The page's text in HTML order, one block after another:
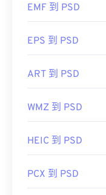
GNU 影像處理程
用。為了解決這個
EMF 到 PSD
EPS 到 PSD
ART 到 PSD
WMZ 到 PSD
HEIC 到 PSD
PCX 到 PSD